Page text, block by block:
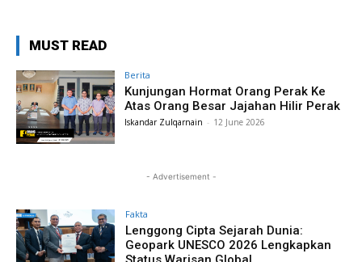
MUST READ
Berita
Kunjungan Hormat Orang Perak Ke
Atas Orang Besar Jajahan Hilir Perak
Iskandar Zulqarnain - 12 June 2026
- Advertisement -
Fakta
Lenggong Cipta Sejarah Dunia:
Geopark UNESCO 2026 Lengkapkan